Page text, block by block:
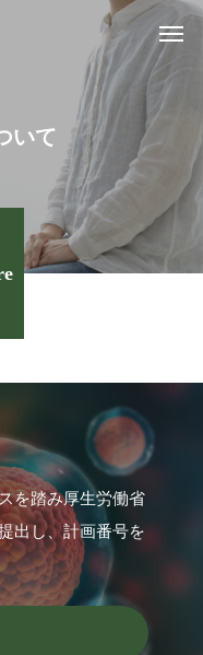
いて
を踏み厚生労働省
出し、計画番号を